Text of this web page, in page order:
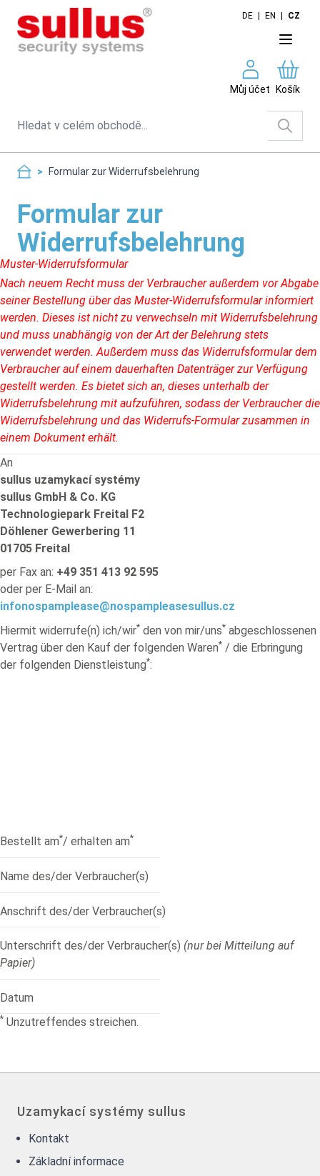
Skip to Content
DE EN CZ
Můj účet Košík
Search
> Formular zur Widerrufsbelehrung
Formular zur
Widerrufsbelehrung
Muster-Widerrufsformular
Nach neuem Recht muss der Verbraucher außerdem vor Abgabe
seiner Bestellung über das Muster-Widerrufsformular informiert
werden. Dieses ist nicht zu verwechseln mit Widerrufsbelehrung
und muss unabhängig von der Art der Belehrung stets
verwendet werden. Außerdem muss das Widerrufsformular dem
Verbraucher auf einem dauerhaften Datenträger zur Verfügung
gestellt werden. Es bietet sich an, dieses unterhalb der
Widerrufsbelehrung mit aufzuführen, sodass der Verbraucher die
Widerrufsbelehrung und das Widerrufs-Formular zusammen in
einem Dokument erhält.
An
sullus uzamykací systémy
sullus GmbH & Co. KG
Technologiepark Freital F2
Döhlener Gewerbering 11
01705 Freital
per Fax an: +49 351 413 92 595
oder per E-Mail an:
infonospamplease@nospampleasesullus.cz
Hiermit widerrufe(n) ich/wir* den von mir/uns* abgeschlossenen
Vertrag über den Kauf der folgenden Waren* / die Erbringung
der folgenden Dienstleistung*:
Bestellt am*/ erhalten am*
Name des/der Verbraucher(s)
Anschrift des/der Verbraucher(s)
Unterschrift des/der Verbraucher(s) (nur bei Mitteilung auf
Papier)
Datum
* Unzutreffendes streichen.
Uzamykací systémy sullus
Kontakt
Základní informace